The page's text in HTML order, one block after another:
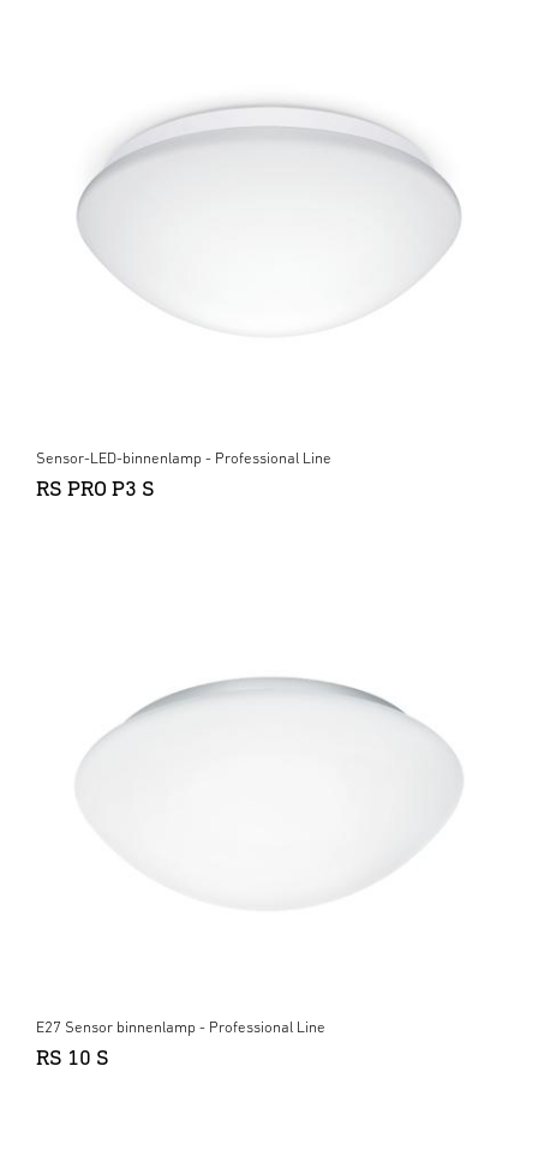
Sensor-LED-binnenlamp - Professional Line
RS PRO P3 S
E27 Sensor binnenlamp - Professional Line
RS 10 S